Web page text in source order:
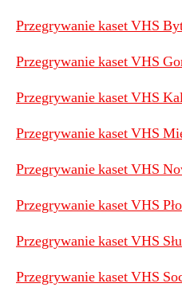
Przegrywanie kaset VHS
Przegrywanie kaset VHS
Przegrywanie kaset VHS
Przegrywanie kaset VHS
Przegrywanie kaset VHS
Przegrywanie kaset VHS
Przegrywanie kaset VHS
Przegrywanie kaset VHS